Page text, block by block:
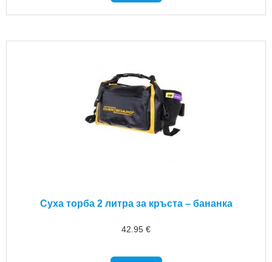
Суха торба 2 литра за кръста – бананка
42.95 €